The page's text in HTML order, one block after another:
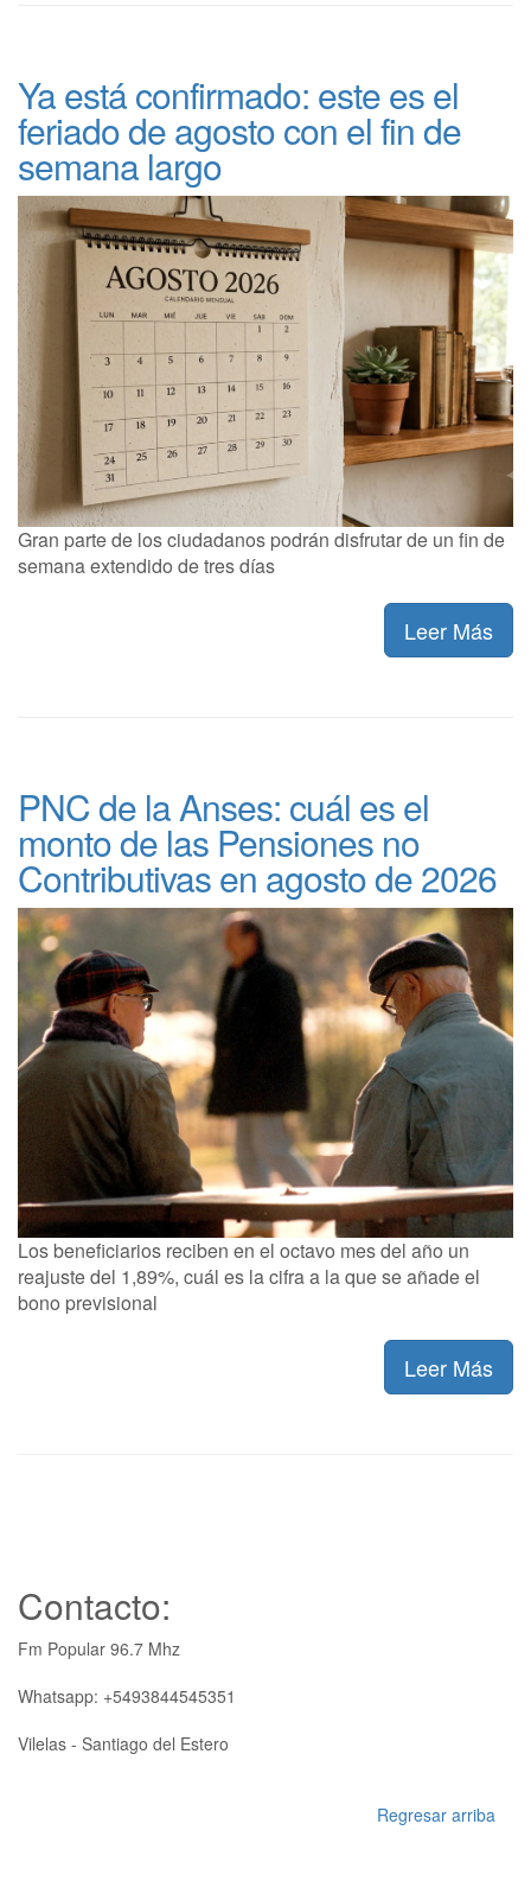
Ya está confirmado: este es el
feriado de agosto con el fin de
semana largo
Gran parte de los ciudadanos podrán disfrutar de un fin de
semana extendido de tres días
Leer Más
PNC de la Anses: cuál es el
monto de las Pensiones no
Contributivas en agosto de 2026
Los beneficiarios reciben en el octavo mes del año un
reajuste del 1,89%, cuál es la cifra a la que se añade el
bono previsional
Leer Más
Contacto:
Fm Popular 96.7 Mhz
Whatsapp: +5493844545351
Vilelas - Santiago del Estero
Regresar arriba